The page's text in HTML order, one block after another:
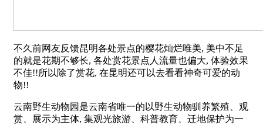
不久前网友反馈昆明各处景点的樱花灿烂唯美, 美中不足
的就是花期不够长, 各处赏花景点人流量也偏大, 体验效果
不佳!!所以除了赏花, 在昆明还可以去看看神奇可爱的动
物!!
云南野生动物园是云南省唯一的以野生动物驯养繁殖、观
赏、展示为主体, 集观光旅游、科普教育、迁地保护为一